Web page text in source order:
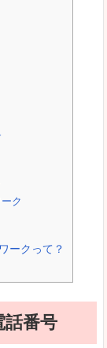
ク
ークって？
話番号